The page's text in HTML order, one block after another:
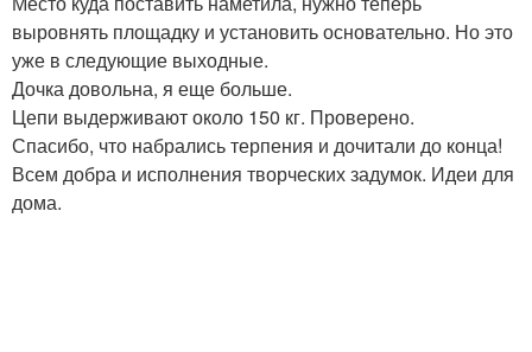
выровнять площадку и установить основательно. Но это
уже в следующие выходные.
Дочка довольна, я еще больше.
Цепи выдерживают около 150 кг. Проверено.
Спасибо, что набрались терпения и дочитали до конца!
Всем добра и исполнения творческих задумок. Идеи для
дома.